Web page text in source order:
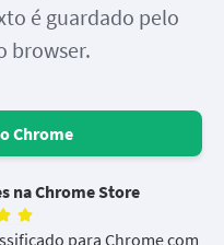
é guardado pelo
browser.
Chrome
na Chrome Store
para Chrome com